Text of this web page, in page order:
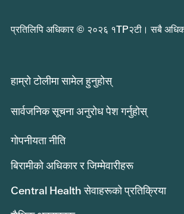
प्रतिलिपि अधिकार © २०२६ १TP२टी। सबै
हाम्रो टोलीमा सामेल हुनुहोस्
सार्वजनिक सूचना अनुरोध पेश गर्नुहोस्
गोपनीयता नीति
बिरामीको अधिकार र जिम्मेवारीहरू
Central Health सेवाहरूको प्रतिक्रिया